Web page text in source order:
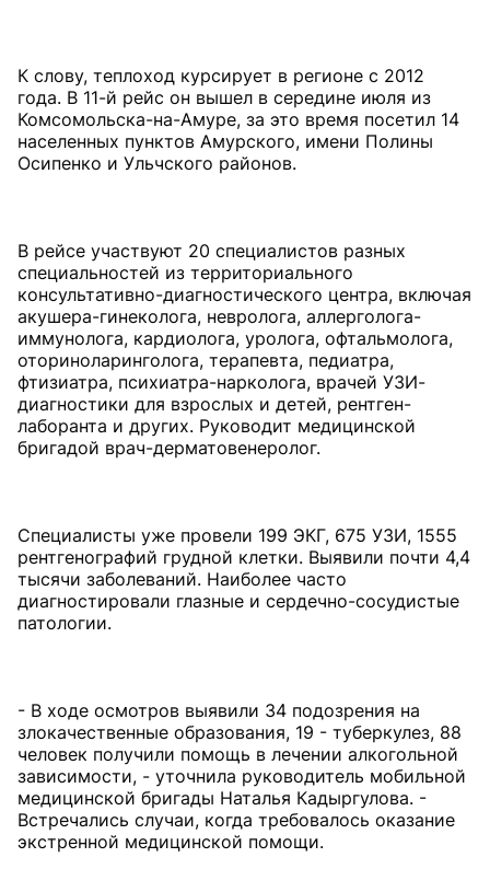
К слову, теплоход курсирует в регионе с 2012
года. В 11-й рейс он вышел в середине июля из
Комсомольска-на-Амуре, за это время посетил 14
населенных пунктов Амурского, имени Полины
Осипенко и Ульчского районов.
В рейсе участвуют 20 специалистов разных
специальностей из территориального
консультативно-диагностического центра, включая
акушера-гинеколога, невролога, аллерголога-
иммунолога, кардиолога, уролога, офтальмолога,
оториноларинголога, терапевта, педиатра,
фтизиатра, психиатра-нарколога, врачей УЗИ-
диагностики для взрослых и детей, рентген-
лаборанта и других. Руководит медицинской
бригадой врач-дерматовенеролог.
Специалисты уже провели 199 ЭКГ, 675 УЗИ, 1555
рентгенографий грудной клетки. Выявили почти 4,4
тысячи заболеваний. Наиболее часто
диагностировали глазные и сердечно-сосудистые
патологии.
- В ходе осмотров выявили 34 подозрения на
злокачественные образования, 19 - туберкулез, 88
человек получили помощь в лечении алкогольной
зависимости, - уточнила руководитель мобильной
медицинской бригады Наталья Кадыргулова. -
Встречались случаи, когда требовалось оказание
экстренной медицинской помощи.